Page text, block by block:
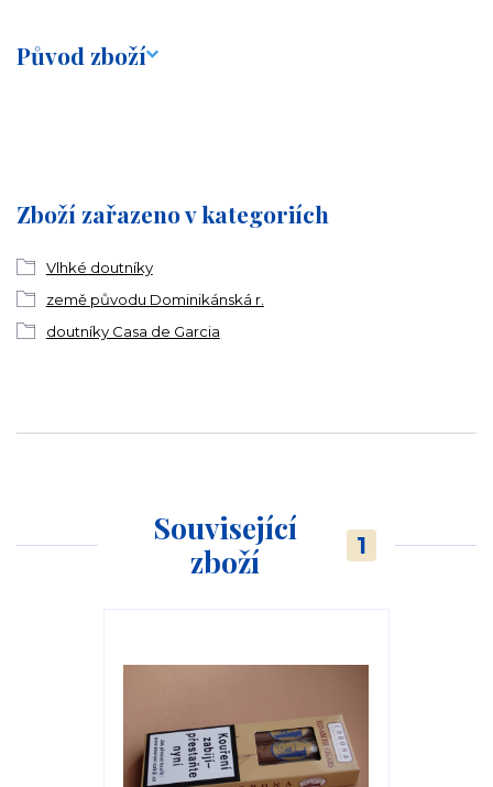
Původ zboží
Zboží zařazeno v kategoriích
Vlhké doutníky
země původu Dominikánská r.
doutníky Casa de Garcia
Související
zboží
1